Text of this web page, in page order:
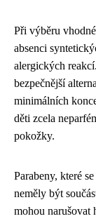
Při výběru
absenci
alergických reakcí.
bezpečnější
minimálních
děti zcela
pokožky.
Parabeny, které
neměly být
mohou narušovat